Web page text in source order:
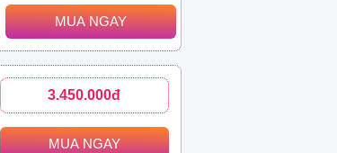
MUA NGAY
3.450.000đ
MUA NGAY